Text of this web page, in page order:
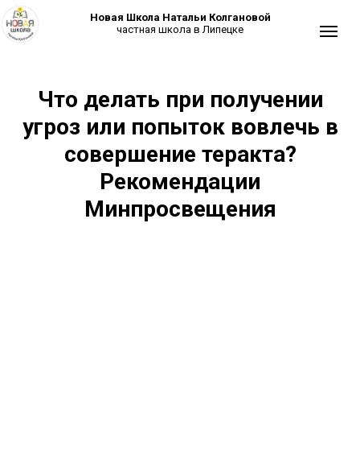
Новая Школа Натальи Колгановой
частная школа в Липецке
Что делать при получении
угроз или попыток вовлечь в
совершение теракта?
Рекомендации
Минпросвещения